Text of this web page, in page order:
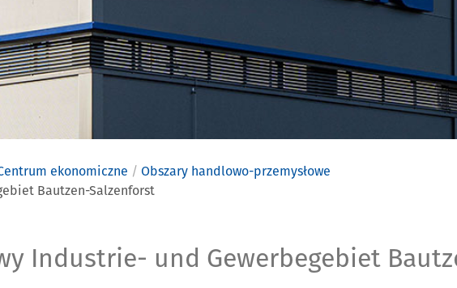
ekonomiczne
Obszary handlowo-przemysłowe
Bautzen-Salzenforst
Industrie- und Gewerbegebiet